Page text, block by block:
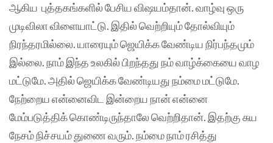
ஆகிய புத்தகங்களில் பேசிய விஷயம்தான். வாழ்வு ஒரு
முடிவிலா விளையாட்டு. இதில் வெற்றியும் தோல்வியும்
நிரந்தரமில்லை. யாரையும் ஜெயிக்க வேண்டிய நிர்பந்தமும்
இல்லை. நாம் இந்த உலகில் பிறந்தது நம் வாழ்க்கையை வாழ
மட்டுமே. அதில் ஜெயிக்க வேண்டியது நம்மை மட்டுமே.
நேற்றைய என்னைவிட இன்றைய நான் என்னை
மேம்படுத்திக் கொண்டிருந்தாலே வெற்றிதான். இதற்கு சுய
நேசம் நிச்சயம் துணை வரும். நம்மை நாம் ரசித்து